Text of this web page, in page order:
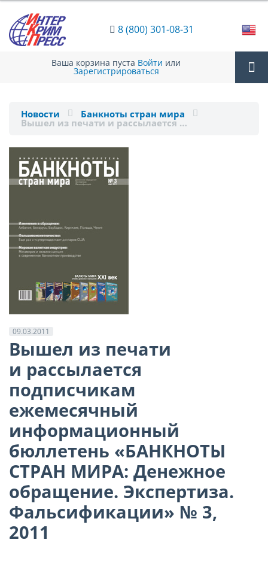
8 (800) 301-08-31
Ваша корзина пуста Войти или
Зарегистрироваться
Новости Банкноты стран мира
Вышел из печати и рассылается …
09.03.2011
Вышел из печати
и рассылается
подписчикам
ежемесячный
информационный
бюллетень «БАНКНОТЫ
СТРАН МИРА: Денежное
обращение. Экспертиза.
Фальсификации» № 3,
2011